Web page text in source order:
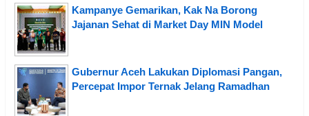
Kampanye Gemarikan, Kak Na Borong
Jajanan Sehat di Market Day MIN Model
Gubernur Aceh Lakukan Diplomasi Pangan,
Percepat Impor Ternak Jelang Ramadhan